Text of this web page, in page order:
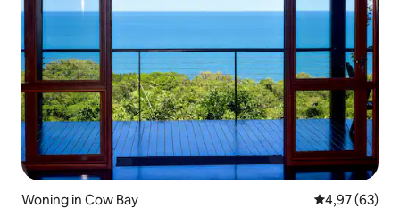
Woning in Cow Bay Gemiddelde
4,97 (63)